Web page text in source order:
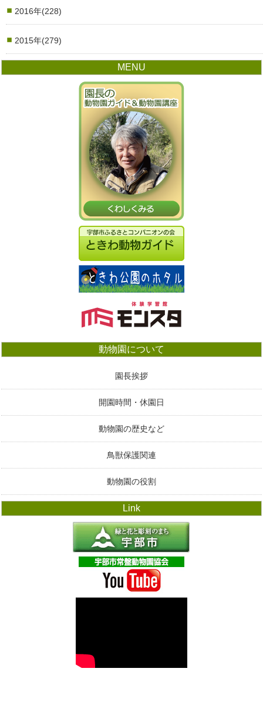
2016年(228)
2015年(279)
MENU
動物園について
園長挨拶
開園時間・休園日
動物園の歴史など
鳥獣保護関連
動物園の役割
Link